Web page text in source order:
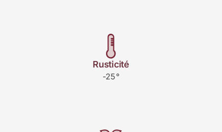
Rusticité
-25°